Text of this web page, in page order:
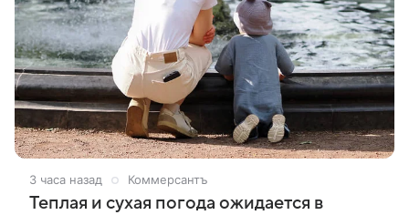
3 часа назад Коммерсантъ
Теплая и сухая погода ожидается в